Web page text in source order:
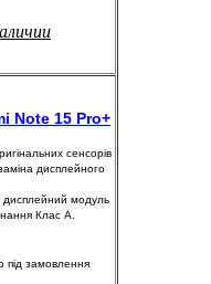
Note 15 Pro+
сенсорів
дисплейного
дисплейний модуль
Клас А.
під замовлення